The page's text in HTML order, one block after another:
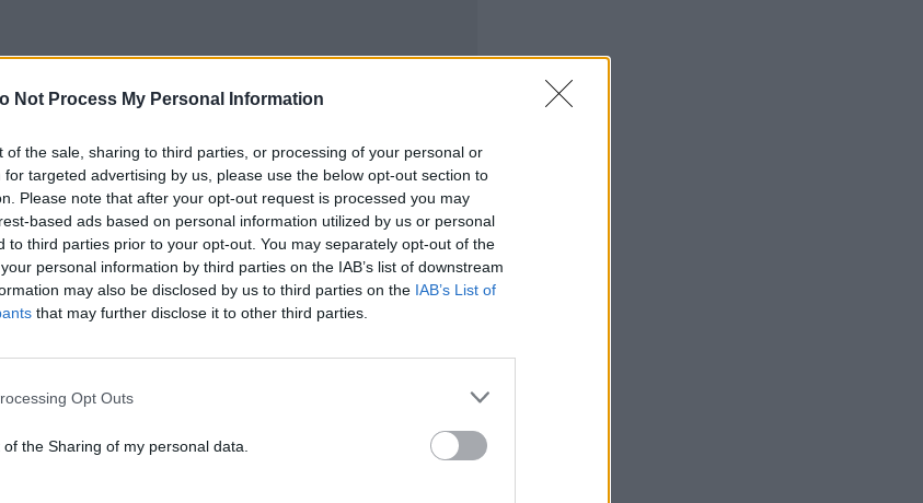
Not Process My Personal Information
of the sale, sharing to third parties, or processing of your personal or
targeted advertising by us, please use the below opt-out section to
Please note that after your opt-out request is processed you may
based ads based on personal information utilized by us or personal
to third parties prior to your opt-out. You may separately opt-out of the
personal information by third parties on the IAB’s list of downstream
may also be disclosed by us to third parties on the IAB’s List of
that may further disclose it to other third parties.
Opt Outs
the Sharing of my personal data.